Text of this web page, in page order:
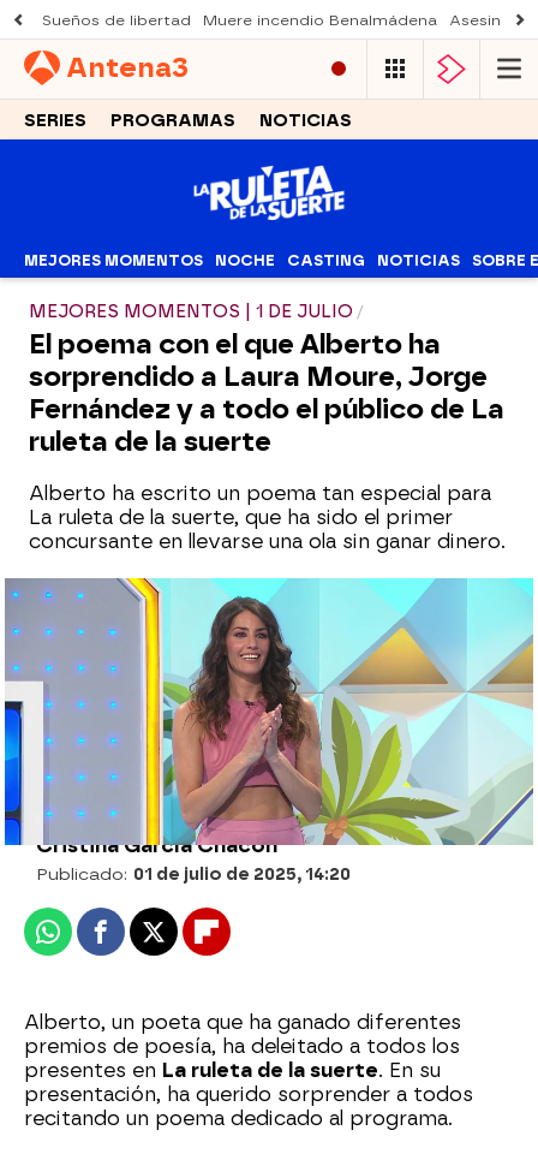
Sueños de libertad Muere incendio Benalmádena Asesinato
Antena3
SERIES PROGRAMAS NOTICIAS
MEJORES MOMENTOS NOCHE CASTING NOTICIAS SOBRE
MEJORES MOMENTOS | 1 DE JULIO
El poema con el que Alberto ha
sorprendido a Laura Moure, Jorge
Fernández y a todo el público de La
ruleta de la suerte
Alberto ha escrito un poema tan especial para
La ruleta de la suerte, que ha sido el primer
concursante en llevarse una ola sin ganar dinero.
La emoción de Patricia al llevarse el bote
de La ruleta de la suerte: 3150 eurazos
Arancha Mela |
Cristina García Chacón
Publicado: 01 de julio de 2025, 14:20
WhatsappFacebook
X Flipboard
Alberto, un poeta que ha ganado diferentes
premios de poesía, ha deleitado a todos los
presentes en La ruleta de la suerte. En su
presentación, ha querido sorprender a todos
recitando un poema dedicado al programa.